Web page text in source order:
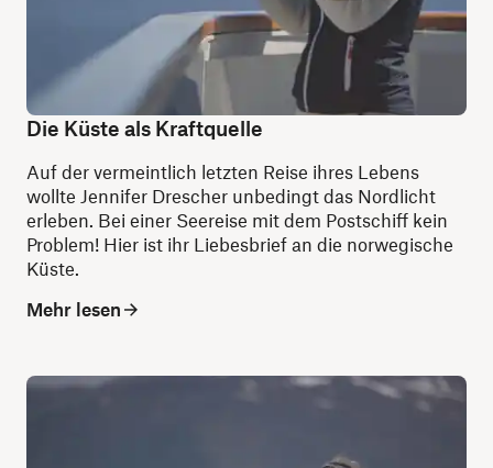
Die Küste als Kraftquelle
Auf der vermeintlich letzten Reise ihres Lebens
wollte Jennifer Drescher unbedingt das Nordlicht
erleben. Bei einer Seereise mit dem Postschiff kein
Problem! Hier ist ihr Liebesbrief an die norwegische
Küste.
Mehr lesen